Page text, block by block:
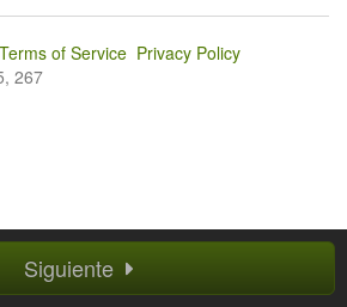
Siguiente
Terms of Service Privacy Policy
267